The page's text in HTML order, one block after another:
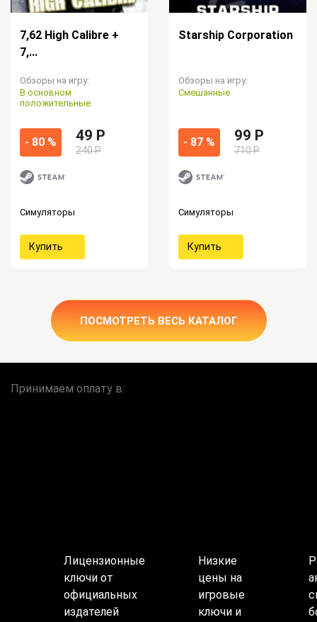
7,62 High Calibre +
7,...
Обзоры на игру:
В основном
положительные
- 80 % 49 P
240 Р
Симуляторы
Купить
Starship Corporation
Обзоры на игру:
Смешанные
- 87 % 99 P
710 Р
Симуляторы
Купить
ПОСМОТРЕТЬ ВЕСЬ КАТАЛОГ
Принимаем оплату в:
Лицензионные
ключи от
официальных
издателей
Низкие
цены на
игровые
ключи и